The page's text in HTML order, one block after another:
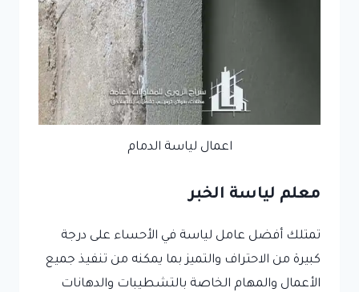
اعمال لياسة الدمام
معلم لياسة الخبر
تمتلك أفضل عامل لياسة في الأحساء على درجة
كبيرة من الاحتراف والتميز بما يمكنه من تنفيذ جميع
الأعمال والمهام الخاصة بالتشطيبات والدهانات